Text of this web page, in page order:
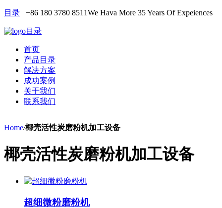
目录 +86 180 3780 8511We Hava More 35 Years Of Expeiences
目录
首页
产品目录
解决方案
成功案例
关于我们
联系我们
Home/椰壳活性炭磨粉机加工设备
椰壳活性炭磨粉机加工设备
超细微粉磨粉机